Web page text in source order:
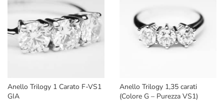
Anello Trilogy 1 Carato F-VS1
GIA
Anello Trilogy 1,35 carati
(Colore G – Purezza VS1)